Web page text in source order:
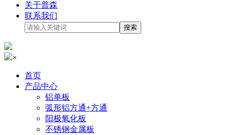
关于普森
联系我们
×
首页
产品中心
铝单板
弧形铝方通+方通
阳极氧化板
不锈钢金属板